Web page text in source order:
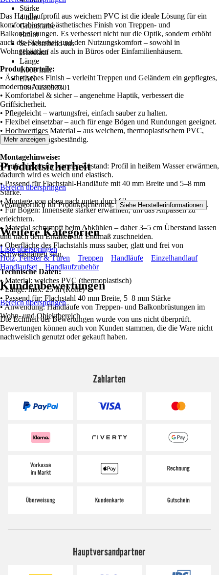
Stärke
4 mm
Grundfarbe
Braun
Set bestehend aus
Handlauf
Länge
1.000 mm
EAN
5907022993301
Das Handlaufprofil aus weichem PVC ist die ideale Lösung für ein
komfortables und ästhetisches Finish von Treppen- und
Balkonbrüstungen. Es verbessert nicht nur die Optik, sondern erhöht
auch die Sicherheit und den Nutzungskomfort – sowohl in
Wohngebäuden als auch in Büros oder Einfamilienhäusern.
Produktvorteile:
• Ästhetisches Finish – verleiht Treppen und Geländern ein gepflegtes,
modernes Aussehen.
• Komfortabel & sicher – angenehme Haptik, verbessert die
Griffsicherheit.
• Pflegeleicht – wartungsfrei, einfach sauber zu halten.
• Flexibel einsetzbar – auch für enge Bögen und Rundungen geeignet.
• Hochwertiges Material – aus weichem, thermoplastischem PVC,
UV- und alterungsbeständig.
Montagehinweise:
• Aufschieben im warmen Zustand: Profil in heißem Wasser erwärmen,
dadurch wird es weich und elastisch.
• Passend für Flachstahl-Handläufe mit 40 mm Breite und 5–8 mm
Stärke.
• Montage von oben nach unten durchführen.
• Für Bögen: Innenseite stärker erwärmen, um das Anpassen zu
erleichtern.
• Material schrumpft beim Abkühlen – daher 3–5 cm Überstand lassen
und nach dem Erkalten auf Endmaß zuschneiden.
• Oberfläche des Flachstahls muss sauber, glatt und frei von
Schweißnähten sein.
Technische Daten:
• Material: weiches PVC (thermoplastisch)
• Länge: max. 25 m (Rolle)
• Passend für: Flachstahl 40 mm Breite, 5–8 mm Stärke
• Anwendung: Handläufe von Treppen- und Balkonbrüstungen im
Wohn- und Objektbereich
Mehr anzeigen
Produktsicherheit
Bereich überspringen
Verantwortlich für Produktsicherheit: Siehe Herstellerinformationen .
Weitere Kategorien
Liste überspringen
Holz, Fenster & Türen
Treppen Handläufe
Einzelhandlauf
Handlaufset
Handlaufzubehör
Kundenbewertungen
Bereich überspringen
Die Echtheit der Bewertungen wurde von uns nicht überprüft.
Bewertungen können auch von Kunden stammen, die die Ware nicht
nachweislich genutzt oder gekauft haben.
Zahlarten
Hauptversandpartner